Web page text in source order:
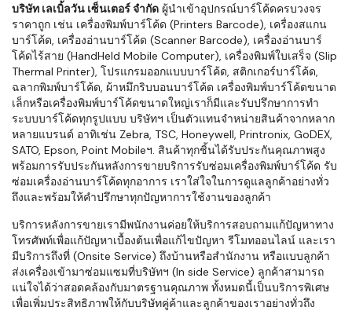
บริษัท เลเบิ้ลวัน เซ็นเตอร์ จำกัด ผู้นำเข้าอุปกรณ์บาร์โค้ดครบวงจร
ราคาถูก เช่น เครื่องพิมพ์บาร์โค้ด (Printers Barcode), เครื่องสแกน
บาร์โค้ด, เครื่องอ่านบาร์โค้ด (Scanner Barcode), เครื่องอ่านบาร์
โค้ดไร้สาย (HandHeld Mobile Computer), เครื่องพิมพ์ใบเสร็จ (Slip
Thermal Printer), โปรแกรมออกแบบบาร์โค้ด, สติกเกอร์บาร์โค้ด,
ฉลากพิมพ์บาร์โค้ด, ผ้าหมึกริบบอนบาร์โค้ด เครื่องพิมพ์บาร์โค้ดขนาด
เล็กหรือเครื่องพิมพ์บาร์โค้ดขนาดใหญ่เราก็มีและรับปรึกษาการทำ
ระบบบาร์โค้ดทุกรูปแบบ บริษัทฯ เป็นตัวแทนจำหน่ายสินค้าจากหลาก
หลายแบรนด์ อาทิเช่น Zebra, TSC, Honeywell, Printronix, GoDEX,
SATO, Epson, Point Mobileฯ. สินค้าทุกชิ้นได้รับประกันคุณภาพสูง
พร้อมการรับประกันหลังการขายบริการรับซ่อมเครื่องพิมพ์บาร์โค้ด รับ
ซ่อมเครื่องอ่านบาร์โค้ดทุกอาการ เราใส่ใจในการดูแลลูกค้าอย่างทั่ว
ถึงและพร้อมให้คำปรึกษาทุกปัญหาการใช้งานของลูกค้า
บริการหลังการขายเรามีพนักงานค่อยให้บริการสอบถามแก้ปัญหาทาง
โทรศัพท์เพื่อแก้ปัญหาเบื้องต้นเพื่อแก้ไขปัญหา รีโมทออนไลน์ และเรา
มีบริการถึงที่ (Onsite Service) ถึงบ้านหรือสำนักงาน หรือแบบลูกค้า
ส่งเครื่องเข้ามาซ่อมแซมที่บริษัทฯ (In side Service) ลูกค้าสามารถ
แน่ใจได้ว่าสอดคล้องกับมาตรฐานคุณภาพ ทั้งหมดนี้เป็นบริการพิเศษ
เพื่อเพิ่มประสิทธิภาพให้กับบริษัทคู่ค้าและลูกค้าของเราอย่างทั่วถึง